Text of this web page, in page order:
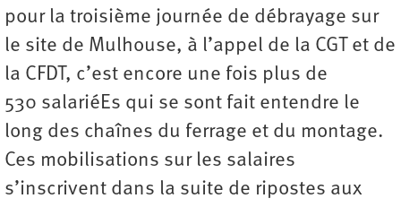
pour la troisième journée de débrayage sur
le site de Mulhouse, à l’appel de la CGT et de
la CFDT, c’est encore une fois plus de
530 salariéEs qui se sont fait entendre le
long des chaînes du ferrage et du montage.
Ces mobilisations sur les salaires
s’inscrivent dans la suite de ripostes aux